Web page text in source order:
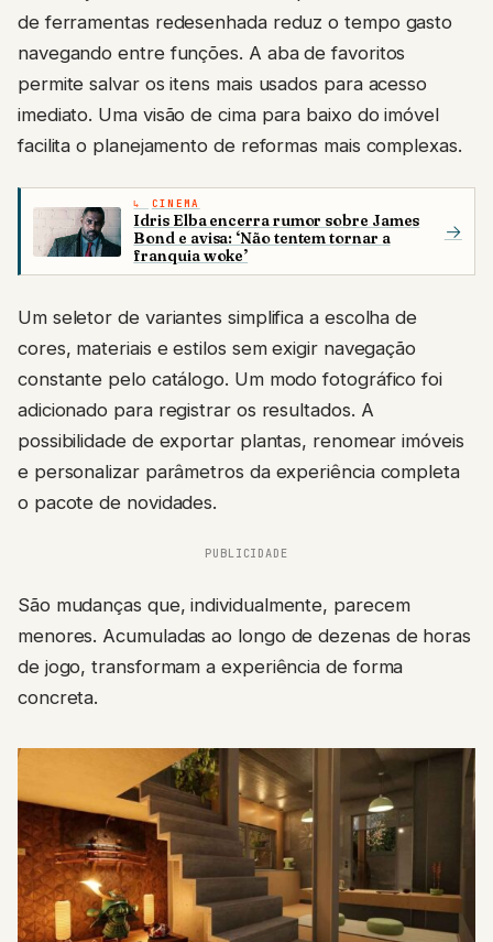
de ferramentas redesenhada reduz o tempo gasto
navegando entre funções. A aba de favoritos
permite salvar os itens mais usados para acesso
imediato. Uma visão de cima para baixo do imóvel
facilita o planejamento de reformas mais complexas.
CINEMA
Idris Elba encerra rumor sobre James
Bond e avisa: ‘Não tentem tornar a
franquia woke’
→
Um seletor de variantes simplifica a escolha de
cores, materiais e estilos sem exigir navegação
constante pelo catálogo. Um modo fotográfico foi
adicionado para registrar os resultados. A
possibilidade de exportar plantas, renomear imóveis
e personalizar parâmetros da experiência completa
o pacote de novidades.
PUBLICIDADE
São mudanças que, individualmente, parecem
menores. Acumuladas ao longo de dezenas de horas
de jogo, transformam a experiência de forma
concreta.